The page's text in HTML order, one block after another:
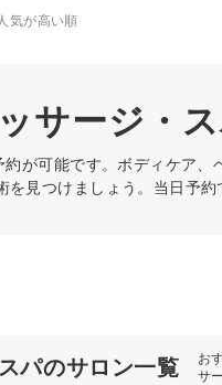
人気が高い順
サージ・
が可能です。ボディケア
見つけましょう。当日予約
パのサロン一覧
お
サ